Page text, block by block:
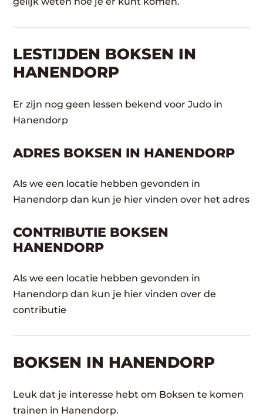
LESTIJDEN BOKSEN IN
HANENDORP
Er zijn nog geen lessen bekend voor Judo in
Hanendorp
ADRES BOKSEN IN HANENDORP
Als we een locatie hebben gevonden in
Hanendorp dan kun je hier vinden over het adres
CONTRIBUTIE BOKSEN
HANENDORP
Als we een locatie hebben gevonden in
Hanendorp dan kun je hier vinden over de
contributie
BOKSEN IN HANENDORP
Leuk dat je interesse hebt om Boksen te komen
trainen in Hanendorp.